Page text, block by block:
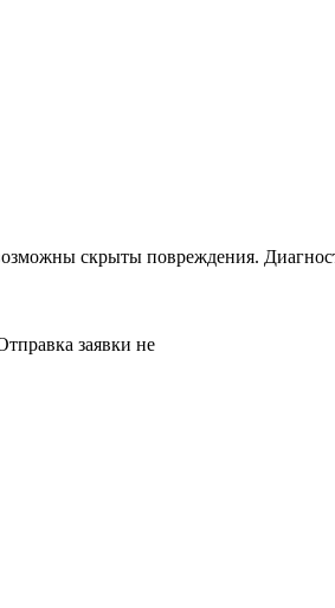
скрыты повреждения.
заявки не